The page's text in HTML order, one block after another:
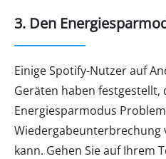
3. Den
Einige Spotify-Nutzer auf
Geräten haben festgestellt,
Energiesparmodus
Wiedergabeunterbrechung
kann. Gehen Sie auf Ihrem